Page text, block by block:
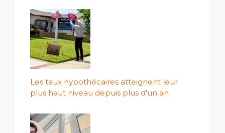
Les taux hypothécaires atteignent leur
plus haut niveau depuis plus d'un an